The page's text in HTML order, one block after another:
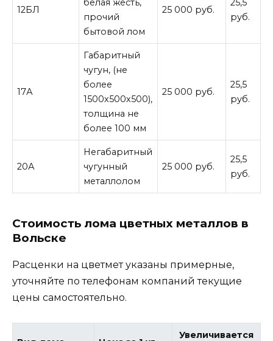
12БЛ
белая жесть,
прочий
бытовой лом
25 000 руб.
25,5
руб.
17А
Габаритный
чугун, (не
более
1500х500х500),
толщина не
более 100 мм
25 000 руб.
25,5
руб.
20А
Негабаритный
чугунный
металлолом
25 000 руб.
25,5
руб.
Стоимость лома цветных металлов в
Вольске
Расценки на цветмет указаны примерные,
уточняйте по телефонам компаний текущие
цены самостоятельно.
Увеличивается